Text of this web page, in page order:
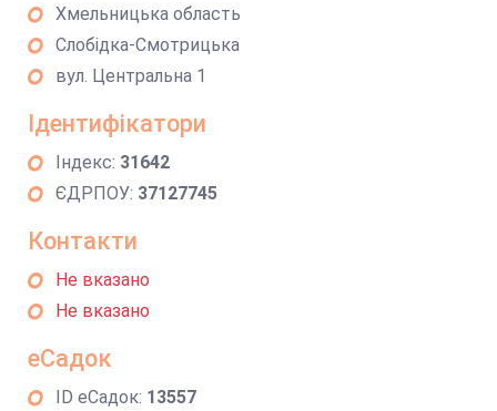
Хмельницька область
Слобідка-Смотрицька
вул. Центральна 1
Ідентифікатори
Індекс: 31642
ЄДРПОУ: 37127745
Контакти
Не вказано
Не вказано
еСадок
ID еСадок: 13557